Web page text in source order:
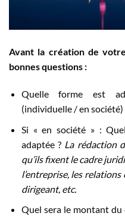
Avant la création de
bonnes questions :
Quelle forme est
(individuelle / en société)
Si « en société » :
adaptée ? La rédaction
qu’ils fixent le cadre
l’entreprise, les
dirigeant, etc.
Quel sera le montant